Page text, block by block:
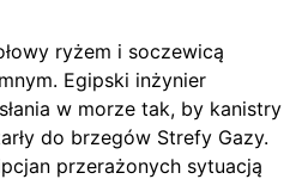
ryżem i soczewicą
Egipski inżynier
w morze tak, by kanistry
do brzegów Strefy Gazy.
przerażonych sytuacją